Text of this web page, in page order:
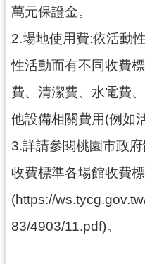
局
機
關
訊
錄
場
介
紹
體
萬元保證金。
2.場地使用費:依活動
性活動而有不同收費
費、清潔費、水電費
他設備相關費用(例如
3.詳請參閱桃園市政
收費標準各場館收費
(https://
83/4903/11.pdf)。